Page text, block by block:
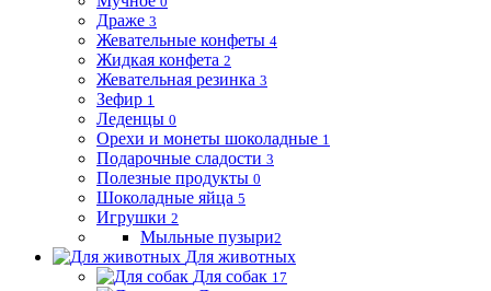
Драже 3
Жевательные конфеты 4
Жидкая конфета 2
Жевательная резинка 3
Зефир 1
Леденцы 0
Орехи и монеты шоколадные 1
Подарочные сладости 3
Полезные продукты 0
Шоколадные яйца 5
Игрушки 2
Мыльные пузыри2
Для животных
Для собак 17